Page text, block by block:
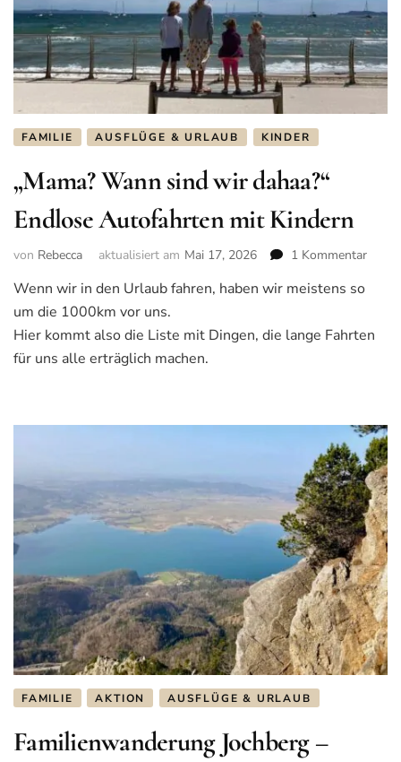
FAMILIE AUSFLÜGE & URLAUB KINDER
„Mama? Wann sind wir dahaa?“
Endlose Autofahrten mit Kindern
von Rebecca aktualisiert am Mai 17, 2026 1 Kommentar
wir
Wenn wir in den Urlaub fahren, haben wir meistens so
um die 1000km vor uns.
Hier kommt also die Liste mit Dingen, die lange Fahrten
für uns alle erträglich machen.
FAMILIE AKTION AUSFLÜGE & URLAUB
Familienwanderung Jochberg –